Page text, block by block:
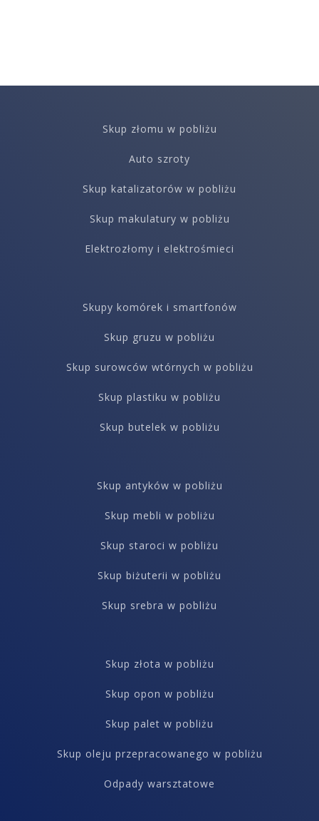
Skup złomu w pobliżu
Auto szroty
Skup katalizatorów w pobliżu
Skup makulatury w pobliżu
Elektrozłomy i elektrośmieci
Skupy komórek i smartfonów
Skup gruzu w pobliżu
Skup surowców wtórnych w pobliżu
Skup plastiku w pobliżu
Skup butelek w pobliżu
Skup antyków w pobliżu
Skup mebli w pobliżu
Skup staroci w pobliżu
Skup biżuterii w pobliżu
Skup srebra w pobliżu
Skup złota w pobliżu
Skup opon w pobliżu
Skup palet w pobliżu
Skup oleju przepracowanego w pobliżu
Odpady warsztatowe